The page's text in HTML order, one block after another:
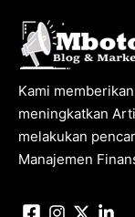
Kami
meningkatkan
melakukan
Manajemen